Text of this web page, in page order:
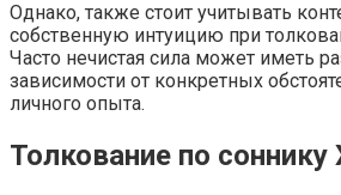
Однако, также стоит учитывать
собственную интуицию при
Часто нечистая сила может иметь
зависимости от конкретных
личного опыта.
Толкование по соннику